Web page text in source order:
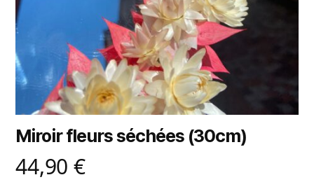
Miroir fleurs séchées (30cm)
44,90 €